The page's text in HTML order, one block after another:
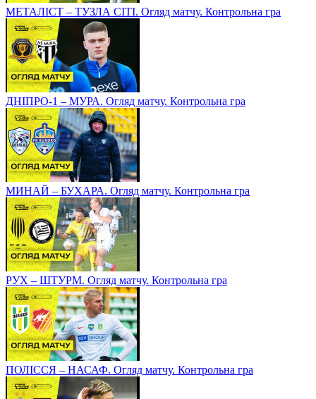
МЕТАЛІСТ – ТУЗЛА СІТІ. Огляд матчу. Контрольна гра
ДНІПРО-1 – МУРА. Огляд матчу. Контрольна гра
МИНАЙ – БУХАРА. Огляд матчу. Контрольна гра
РУХ – ШТУРМ. Огляд матчу. Контрольна гра
ПОЛІССЯ – НАСАФ. Огляд матчу. Контрольна гра